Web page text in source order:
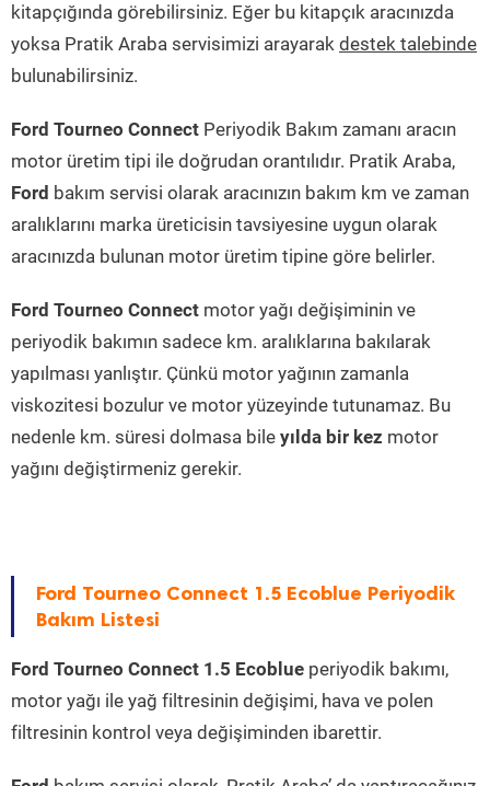
kitapçığında görebilirsiniz. Eğer bu kitapçık aracınızda
yoksa Pratik Araba servisimizi arayarak destek talebinde
bulunabilirsiniz.
Ford Tourneo Connect Periyodik Bakım zamanı aracın
motor üretim tipi ile doğrudan orantılıdır. Pratik Araba,
Ford bakım servisi olarak aracınızın bakım km ve zaman
aralıklarını marka üreticisin tavsiyesine uygun olarak
aracınızda bulunan motor üretim tipine göre belirler.
Ford Tourneo Connect motor yağı değişiminin ve
periyodik bakımın sadece km. aralıklarına bakılarak
yapılması yanlıştır. Çünkü motor yağının zamanla
viskozitesi bozulur ve motor yüzeyinde tutunamaz. Bu
nedenle km. süresi dolmasa bile yılda bir kez motor
yağını değiştirmeniz gerekir.
Ford Tourneo Connect 1.5 Ecoblue Periyodik
Bakım Listesi
Ford Tourneo Connect 1.5 Ecoblue periyodik bakımı,
motor yağı ile yağ filtresinin değişimi, hava ve polen
filtresinin kontrol veya değişiminden ibarettir.